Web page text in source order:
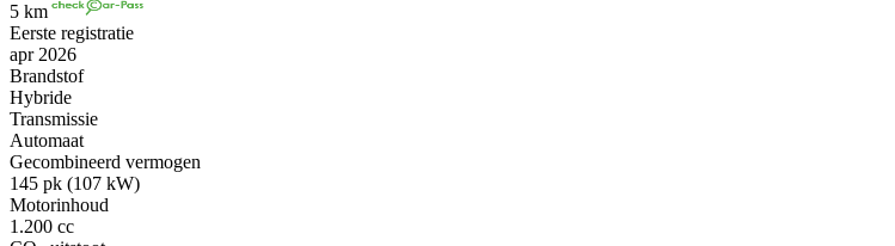
5 km
Eerste registratie
apr 2026
Brandstof
Hybride
Transmissie
Automaat
Gecombineerd vermogen
145 pk (107 kW)
Motorinhoud
1.200 cc